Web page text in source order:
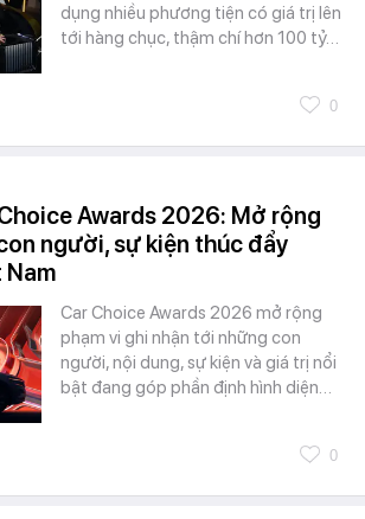
dụng nhiều phương tiện có giá trị lên
tới hàng chục, thậm chí hơn 100 tỷ…
0
Awards 2026: Mở rộng
người, sự kiện thúc đẩy
Nam
Car Choice Awards 2026 mở rộng
phạm vi ghi nhận tới những con
người, nội dung, sự kiện và giá trị nổi
bật đang góp phần định hình diện…
0